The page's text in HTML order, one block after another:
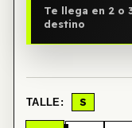
Te llega en 2 o
destino
TALLE: S